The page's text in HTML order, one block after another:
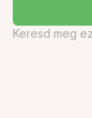
Keresd meg